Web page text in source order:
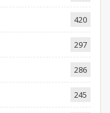
420
297
286
245